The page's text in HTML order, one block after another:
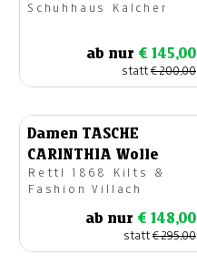
Schuhhaus Kalcher
ab nur € 145,00
statt€ 200,00
Damen TASCHE
CARINTHIA Wolle
Rettl 1868 Kilts &
Fashion Villach
ab nur € 148,00
statt€ 295,00